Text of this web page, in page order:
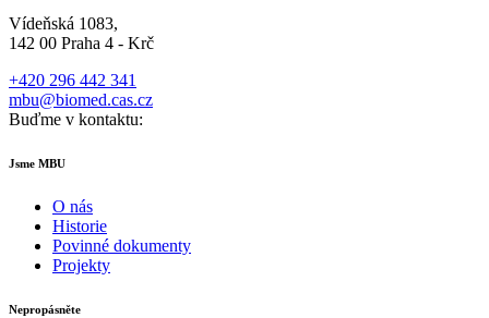
Vídeňská 1083,
142 00 Praha 4 - Krč
+420 296 442 341
mbu@biomed.cas.cz
Buďme v kontaktu:
Jsme MBU
O nás
Historie
Povinné dokumenty
Projekty
Nepropásněte